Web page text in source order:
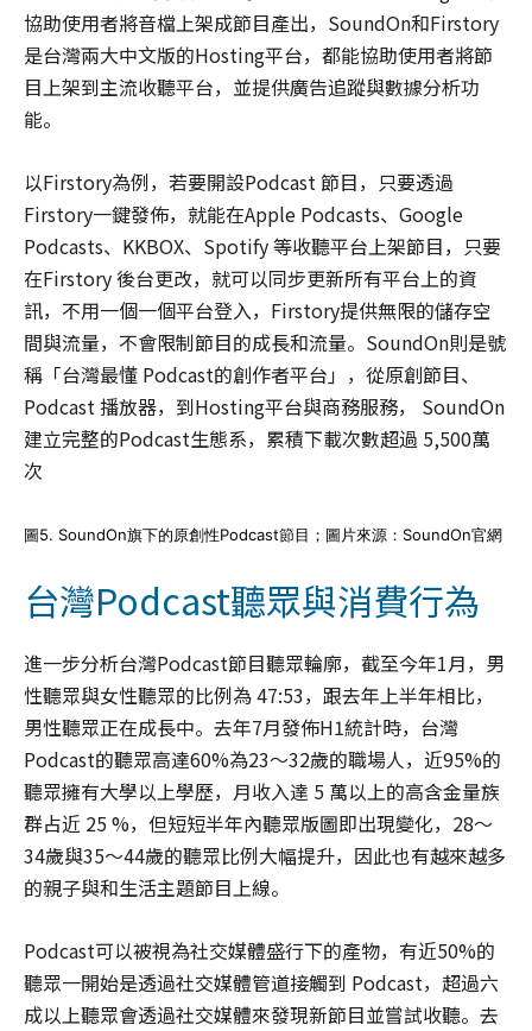
協助使用者將音檔上架成節目產出，SoundOn和Firstory
是台灣兩大中文版的Hosting平台，都能協助使用者將節
目上架到主流收聽平台，並提供廣告追蹤與數據分析功
能。
以Firstory為例，若要開設Podcast 節目，只要透過
Firstory一鍵發佈，就能在Apple Podcasts、Google
Podcasts、KKBOX、Spotify 等收聽平台上架節目，只要
在Firstory 後台更改，就可以同步更新所有平台上的資
訊，不用一個一個平台登入，Firstory提供無限的儲存空
間與流量，不會限制節目的成長和流量。SoundOn則是號
稱「台灣最懂 Podcast的創作者平台」，從原創節目、
Podcast 播放器，到Hosting平台與商務服務， SoundOn
建立完整的Podcast生態系，累積下載次數超過 5,500萬
次
圖5. SoundOn旗下的原創性Podcast節目；圖片來源：SoundOn官網
台灣Podcast聽眾與消費行為
進一步分析台灣Podcast節目聽眾輪廓，截至今年1月，男
性聽眾與女性聽眾的比例為 47:53，跟去年上半年相比，
男性聽眾正在成長中。去年7月發佈H1統計時，台灣
Podcast的聽眾高達60%為23～32歲的職場人，近95%的
聽眾擁有大學以上學歷，月收入達 5 萬以上的高含金量族
群占近 25 %，但短短半年內聽眾版圖即出現變化，28～
34歲與35～44歲的聽眾比例大幅提升，因此也有越來越多
的親子與和生活主題節目上線。
Podcast可以被視為社交媒體盛行下的產物，有近50%的
聽眾一開始是透過社交媒體管道接觸到 Podcast，超過六
成以上聽眾會透過社交媒體來發現新節目並嘗試收聽。去